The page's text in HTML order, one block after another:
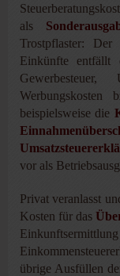
als
Trostpflaster:
Einkünfte entfällt
Gewerbesteuer,
Werbungskosten
beispielsweise die
vor als
Privat veranlasst
Kosten für das
übrige Ausfüllen